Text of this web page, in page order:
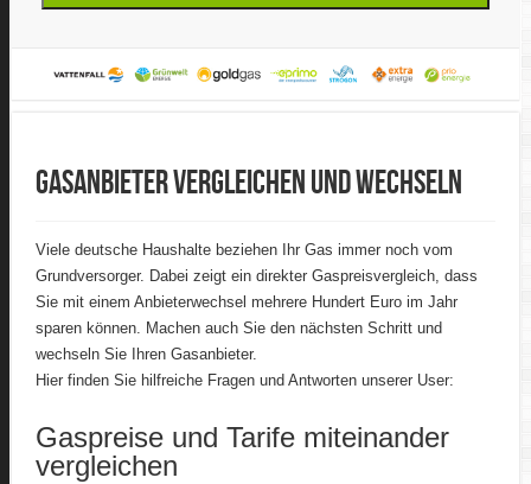
Gasanbieter vergleichen und wechseln
Viele deutsche Haushalte beziehen Ihr Gas immer noch vom
Grundversorger. Dabei zeigt ein direkter Gaspreisvergleich, dass
Sie mit einem Anbieterwechsel mehrere Hundert Euro im Jahr
sparen können. Machen auch Sie den nächsten Schritt und
wechseln Sie Ihren Gasanbieter.
Hier finden Sie hilfreiche Fragen und Antworten unserer User:
Gaspreise und Tarife miteinander
vergleichen